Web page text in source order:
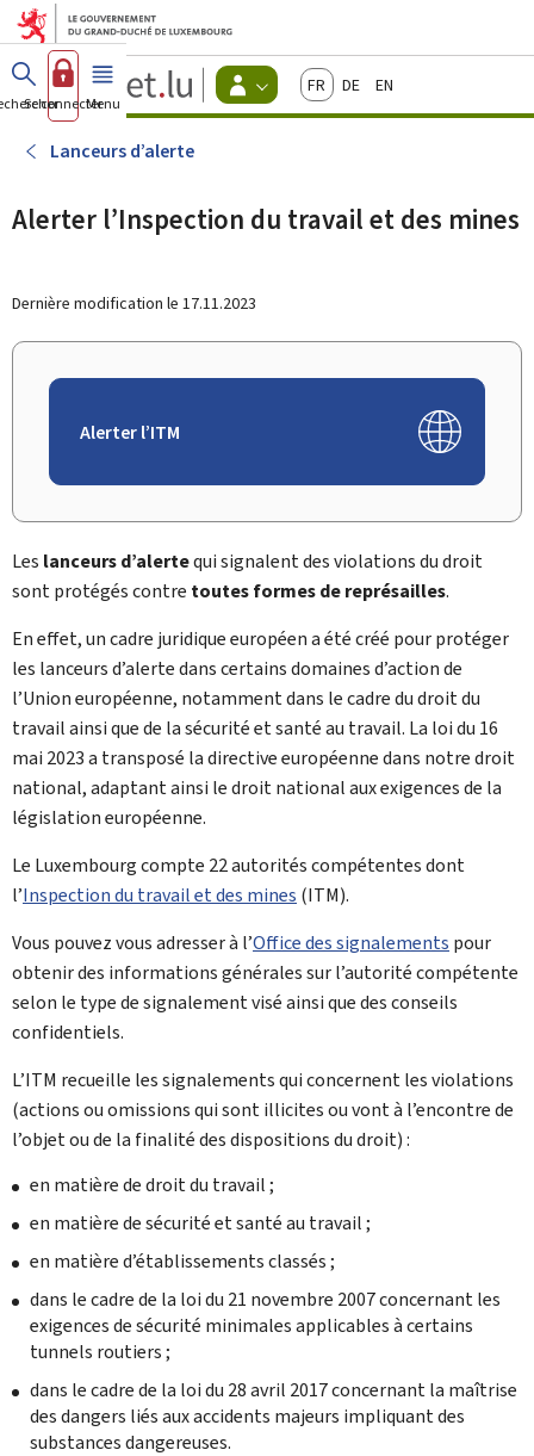
Aller au menu principal
Aller au contenu
Guichet.lu
Changer
d'espace
actif
FrançaisDeutschEnglish
Se connecterMenu principal
Lanceurs d’alerte
Alerter l’Inspection du travail et des mines
Dernière modification le 17.11.2023
Alerter l’ITM
Les lanceurs d’alertequi signalent des violations du droit
sont protégés contre toutes formes de représailles.
En effet, un cadre juridique européen a été créé pour protéger
les lanceurs d’alerte dans certains domaines d’action de
l’Union européenne, notamment dans le cadre du droit du
travail ainsi que de la sécurité et santé au travail. La loi du 16
mai 2023 a transposé la directive européenne dans notre droit
national, adaptant ainsi le droit national aux exigences de la
législation européenne.
Le Luxembourg compte 22 autorités compétentes dont
l’Inspection du travail et des mines (ITM).
Vous pouvez vous adresser à l’Office des signalements pour
obtenir des informations générales sur l’autorité compétente
selon le type de signalement visé ainsi que des conseils
confidentiels.
L’ITM recueille les signalements qui concernent les violations
(actions ou omissions qui sont illicites ou vont à l’encontre de
l’objet ou de la finalité des dispositions du droit) :
en matière de droit du travail ;
en matière de sécurité et santé au travail ;
en matière d’établissements classés ;
dans le cadre de la loi du 21 novembre 2007 concernant les
exigences de sécurité minimales applicables à certains
tunnels routiers ;
dans le cadre de la loi du 28 avril 2017 concernant la maîtrise
des dangers liés aux accidents majeurs impliquant des
substances dangereuses.